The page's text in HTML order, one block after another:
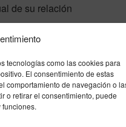
tecnologías como las cookies para
El consentimiento de estas
comportamiento de navegación o
o retirar el consentimiento, puede
de su relación
en su
Redondo no